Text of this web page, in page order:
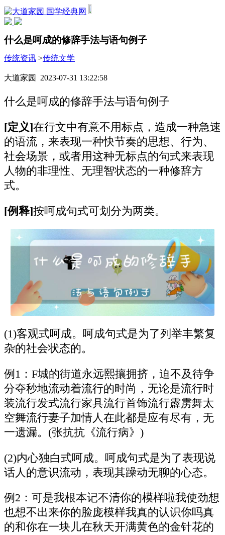
国学经典网
什么是呵成的修辞手法与语句例子
传统资讯 >传统文学
大道家园 2023-07-31 13:22:58
什么是呵成的修辞手法与语句例子
[定义]在行文中有意不用标点，造成一种急速
的语流，来表现一种快节奏的思想、行为、
社会场景，或者用这种无标点的句式来表现
人物的非理性、无理智状态的一种修辞方
式。
[例释]按呵成句式可划分为两类。
(1)客观式呵成。呵成句式是为了列举丰繁复
杂的社会状态的。
例1：F城的街道永远熙攘拥挤，迫不及待争
分夺秒地流动着流行的时尚，无论是流行时
装流行发式流行家具流行首饰流行霹雳舞太
空舞流行妻子加情人在此都是应有尽有，无
一遗漏。(张抗抗《流行病》)
(2)内心独白式呵成。呵成句式是为了表现说
话人的意识流动，表现其躁动无聊的心态。
例2：可是我根本记不清你的模样啦我使劲想
也想不出来你的脸庞模样我真的认识你吗真
的和你在一块儿在秋天开满黄色的金针花的